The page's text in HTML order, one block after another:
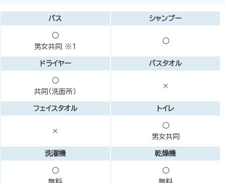
バス
○
男女共同 ※1
シャンプー
○
ドライヤー
○
共同（洗面所）
バスタオル
×
フェイスタオル
×
トイレ
○
男女共同
洗濯機
○
乾燥機
○